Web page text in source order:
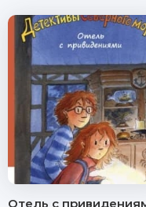
Отель с